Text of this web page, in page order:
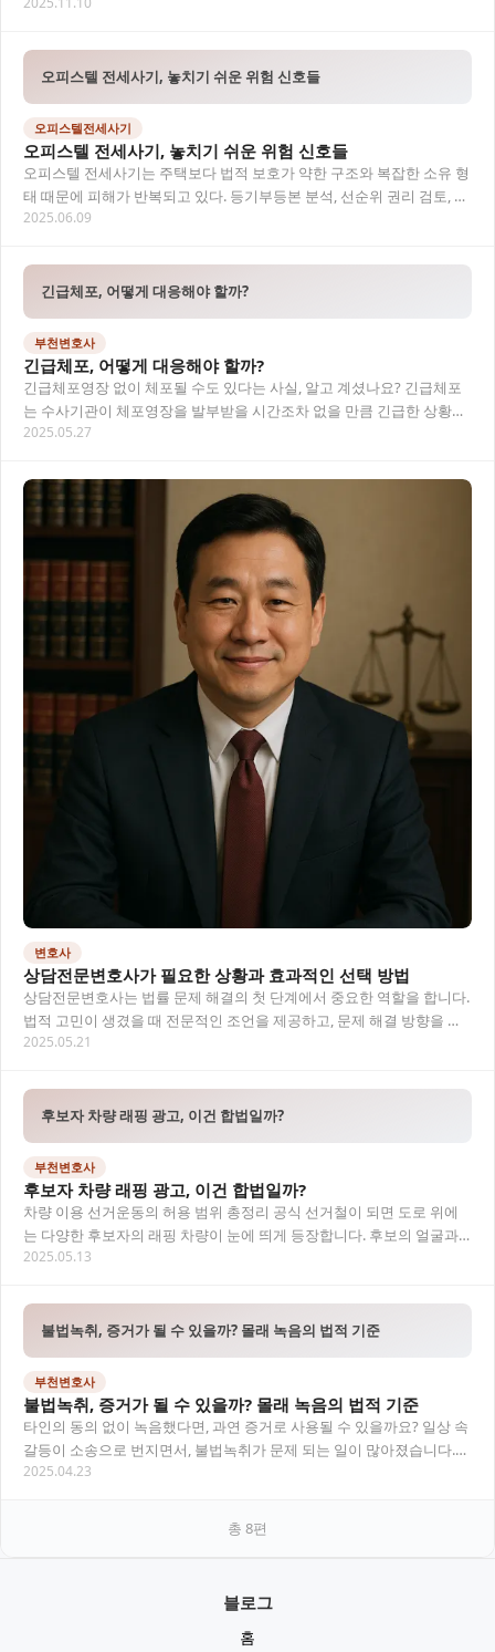
고 있어요. 부천 지역에서도 보이스피싱…
오피스텔 전세사기, 놓치기 쉬운 위험 신호들
오피스텔전세사기
오피스텔 전세사기, 놓치기 쉬운 위험 신호들
오피스텔 전세사기는 주택보다 법적 보호가 약한 구조와 복잡한 소유 형
태 때문에 피해가 반복되고 있다. 등기부등본 분석, 선순위 권리 검토, 법
률상담을 통한 사전 확인이 필수적이며,…
2025.06.09
긴급체포, 어떻게 대응해야 할까?
부천변호사
긴급체포, 어떻게 대응해야 할까?
긴급체포영장 없이 체포될 수도 있다는 사실, 알고 계셨나요? 긴급체포
는 수사기관이 체포영장을 발부받을 시간조차 없을 만큼 긴급한 상황에
서 피의자를 체포할 수 있도록 한 예외적인 제…
2025.05.27
변호사
상담전문변호사가 필요한 상황과 효과적인 선택 방법
상담전문변호사는 법률 문제 해결의 첫 단계에서 중요한 역할을 합니다.
법적 고민이 생겼을 때 전문적인 조언을 제공하고, 문제 해결 방향을 제
시해주는 지역변호사의 도움은 매우 중요해…
2025.05.21
후보자 차량 래핑 광고, 이건 합법일까?
부천변호사
후보자 차량 래핑 광고, 이건 합법일까?
차량 이용 선거운동의 허용 범위 총정리 공식 선거철이 되면 도로 위에
는 다양한 후보자의 래핑 차량이 눈에 띄게 등장합니다. 후보의 얼굴과
이름, 정당명, 대표 공약이 대형 인쇄물로…
2025.05.13
불법녹취, 증거가 될 수 있을까? 몰래 녹음의 법적 기준
부천변호사
불법녹취, 증거가 될 수 있을까? 몰래 녹음의 법적 기준
타인의 동의 없이 녹음했다면, 과연 증거로 사용될 수 있을까요? 일상 속
갈등이 소송으로 번지면서, 불법녹취가 문제 되는 일이 많아졌습니다.
특히 가정 내 다툼이나 직장 내 괴롭힘…
2025.04.23
총 8편
블로그
홈